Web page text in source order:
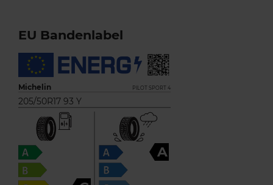
EU Bandenlabel
Michelin PILOT SPORT 4
205/50R17 93 Y
A